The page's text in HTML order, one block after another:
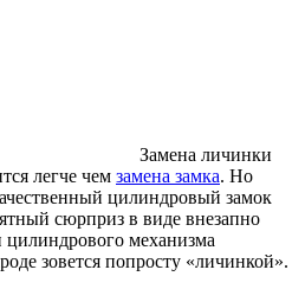
Замена личинки
легче чем замена замка. Но
цилиндровый замок
сюрприз в виде внезапно
механизма
зовется попросту «личинкой».